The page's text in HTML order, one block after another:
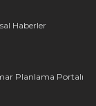
Haberler
Planlama Portalı